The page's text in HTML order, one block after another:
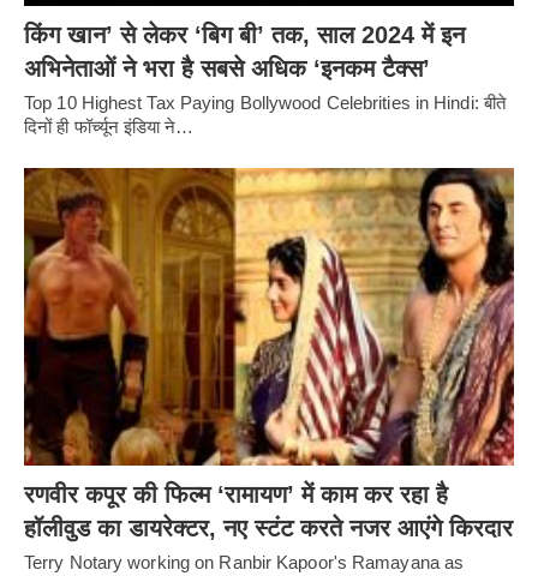
किंग खान’ से लेकर ‘बिग बी’ तक, साल 2024 में इन
अभिनेताओं ने भरा है सबसे अधिक ‘इनकम टैक्स’
Top 10 Highest Tax Paying Bollywood Celebrities in Hindi: बीते
दिनों ही फॉर्च्यून इंडिया ने…
रणवीर कपूर की फिल्म ‘रामायण’ में काम कर रहा है
हॉलीवुड का डायरेक्टर, नए स्टंट करते नजर आएंगे किरदार
Terry Notary working on Ranbir Kapoor's Ramayana as